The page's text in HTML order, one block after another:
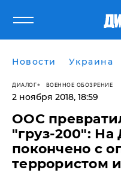
Новости Украина
ДИАЛОГ ВОЕННОЕ ОБОЗРЕНИЕ
2 ноября 2018, 18:59
​ООС
"груз-200": На
покончено с
террористом